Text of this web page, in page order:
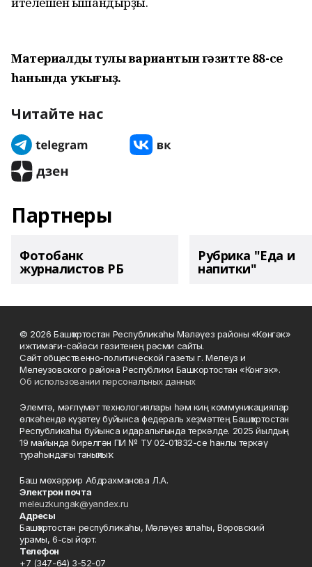
Материалдың тулы вариантын гәзиттең 88-се
һанында уҡығыҙ.
Читайте нас
Партнеры
Фотобанк
журналистов РБ
Рубрика "Еда и
напитки"
© 2026 Башҡортостан Республикаһы Мәләүез районы «Көнгәк»
ижтимағи-сәйәси гәзитенең рәсми сайты.
Сайт общественно-политической газеты г. Мелеуз и
Мелеузовского района Республики Башкортостан «Конгэк».
Об использовании персональных данных
Элемтә, мәғлүмәт технологиялары һәм киң коммуникациялар
өлкәһендә күҙәтеү буйынса федераль хеҙмәттең Башҡортостан
Республикаһы буйынса идаралығында теркәлде. 2025 йылдың
19 майында бирелгән ПИ № ТУ 02-01832-се һанлы теркәү
тураһындағы таныҡлыҡ.
Баш мөхәррир Абдрахманова Л.А.
Электрон почта
meleuzkungak@yandex.ru
Адресы
Башҡортостан республикаһы, Мәләүез ҡалаһы, Воровский
урамы, 6-сы йорт.
Телефон
+7 (347-64) 3-52-07